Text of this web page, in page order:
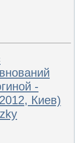
-
Киев)